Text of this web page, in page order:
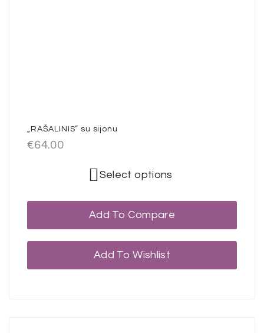
„RAŠALINIS” su sijonu
€64.00
Select options
Add To Compare
Add To Wishlist